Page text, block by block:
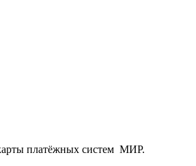
платёжных систем МИР.